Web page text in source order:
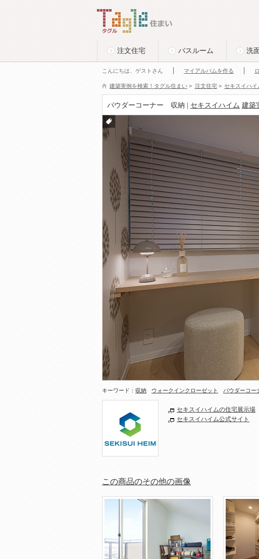
Tagle タグル 住まい
注文住宅 バスルーム 洗
こんにちは、ゲストさん マイアルバムを作る
建築実例を検索！タグル住まい > 注文住宅> セキスイハイ
パウダーコーナー 収納 | セキスイハイム 建築
付箋
をつ
キーワード： 収納 ウォークインクローゼット パウダーコー
セキスイハイムの住宅展示場
セキスイハイム公式サイト
この商品のその他の画像